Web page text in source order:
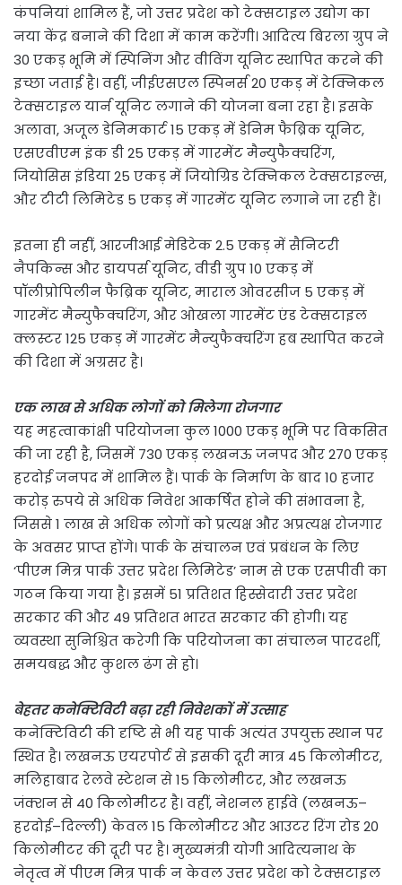
कंपनियां शामिल हैं, जो उत्तर प्रदेश को टेक्सटाइल उद्योग का
नया केंद्र बनाने की दिशा में काम करेंगी। आदित्य बिरला ग्रुप ने
30 एकड़ भूमि में स्पिनिंग और वीविंग यूनिट स्थापित करने की
इच्छा जताई है। वहीं, जीईएसएल स्पिनर्स 20 एकड़ में टेक्निकल
टेक्सटाइल यार्न यूनिट लगाने की योजना बना रहा है। इसके
अलावा, अजूल डेनिमकार्ट 15 एकड़ में डेनिम फैब्रिक यूनिट,
एसएवीएम इंक डी 25 एकड़ में गारमेंट मैन्युफैक्चरिंग,
जियोसिस इंडिया 25 एकड़ में जियोग्रिड टेक्निकल टेक्सटाइल्स,
और टीटी लिमिटेड 5 एकड़ में गारमेंट यूनिट लगाने जा रही हैं।
इतना ही नहीं, आरजीआई मेडिटेक 2.5 एकड़ में सैनिटरी
नैपकिन्स और डायपर्स यूनिट, वीडी ग्रुप 10 एकड़ में
पॉलीप्रोपिलीन फैब्रिक यूनिट, माराल ओवरसीज 5 एकड़ में
गारमेंट मैन्युफैक्चरिंग, और ओखला गारमेंट एंड टेक्सटाइल
क्लस्टर 125 एकड़ में गारमेंट मैन्युफैक्चरिंग हब स्थापित करने
की दिशा में अग्रसर है।
एक लाख से अधिक लोगों को मिलेगा रोजगार
यह महत्वाकांक्षी परियोजना कुल 1000 एकड़ भूमि पर विकसित
की जा रही है, जिसमें 730 एकड़ लखनऊ जनपद और 270 एकड़
हरदोई जनपद में शामिल हैं। पार्क के निर्माण के बाद 10 हजार
करोड़ रुपये से अधिक निवेश आकर्षित होने की संभावना है,
जिससे 1 लाख से अधिक लोगों को प्रत्यक्ष और अप्रत्यक्ष रोजगार
के अवसर प्राप्त होंगे। पार्क के संचालन एवं प्रबंधन के लिए
‘पीएम मित्र पार्क उत्तर प्रदेश लिमिटेड’ नाम से एक एसपीवी का
गठन किया गया है। इसमें 51 प्रतिशत हिस्सेदारी उत्तर प्रदेश
सरकार की और 49 प्रतिशत भारत सरकार की होगी। यह
व्यवस्था सुनिश्चित करेगी कि परियोजना का संचालन पारदर्शी,
समयबद्ध और कुशल ढंग से हो।
बेहतर कनेक्टिविटी बढ़ा रही निवेशकों में उत्साह
कनेक्टिविटी की दृष्टि से भी यह पार्क अत्यंत उपयुक्त स्थान पर
स्थित है। लखनऊ एयरपोर्ट से इसकी दूरी मात्र 45 किलोमीटर,
मलिहाबाद रेलवे स्टेशन से 15 किलोमीटर, और लखनऊ
जंक्शन से 40 किलोमीटर है। वहीं, नेशनल हाईवे (लखनऊ–
हरदोई–दिल्ली) केवल 15 किलोमीटर और आउटर रिंग रोड 20
किलोमीटर की दूरी पर है। मुख्यमंत्री योगी आदित्यनाथ के
नेतृत्व में पीएम मित्र पार्क न केवल उत्तर प्रदेश को टेक्सटाइल